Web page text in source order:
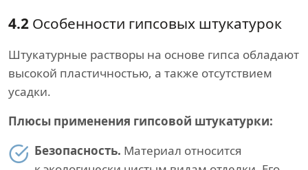
4.2 Особенности гипсовых штукатурок
Штукатурные растворы на основе гипса обладают
высокой пластичностью, а также отсутствием
усадки.
Плюсы применения гипсовой штукатурки:
Безопасность. Материал относится